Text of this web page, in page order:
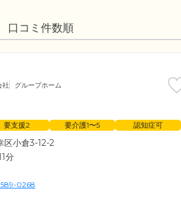
口コミ件数順
社 グループホーム
要支援2 要介護1〜5 認知症可
区小倉3-12-2
分
0268